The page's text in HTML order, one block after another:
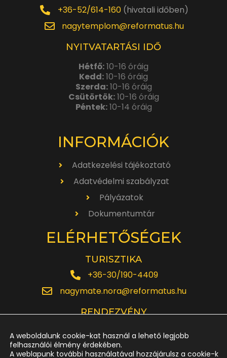
+36-52/614-160(hivatali időben)
nagytemplom@reformatus.hu
NYITVATARTÁSI IDŐ
Hétfő:10-16 óráig
Kedd:10-16 óráig
Szerda:10-16 óráig
Csütörtök:10-16 óráig
Péntek:10-14 óráig
INFORMÁCIÓK
Adatkezelési tájékoztató
Adatvédelmi szabályzat
Pályázatok
Dokumentumtár
ELÉRHETŐSÉGEK
TURISZTIKA
+36-30/190-4409
nagymate.nora@reformatus.hu
RENDEZVÉNY
rendezveny.nagytemplom@reformatus.hu
A weboldalunk cookie-kat használ a lehető legjobb
felhasználói élmény érdekében.
A weblapunk további használatával hozzájárulsz a cookie-k